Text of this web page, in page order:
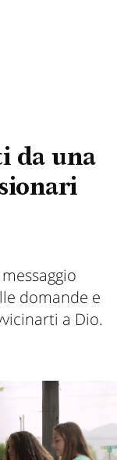
da una
domande e
a Dio.